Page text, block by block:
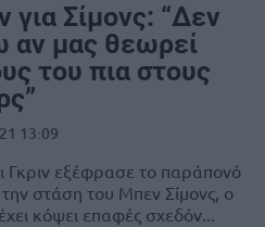
για Σίμονς: “Δεν
αν μας θεωρεί
του πια στους
13:09
Γκριν εξέφρασε το παράπονό
την στάση του Μπεν Σίμονς, ο
κόψει επαφές σχεδόν...